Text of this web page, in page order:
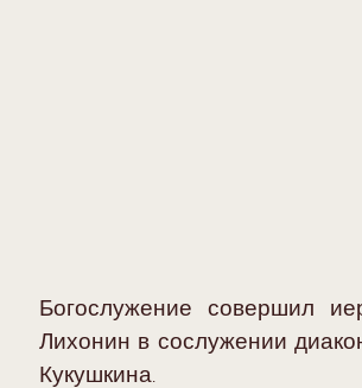
Богослужение совершил
Лихонин в сослужении
Кукушкина.